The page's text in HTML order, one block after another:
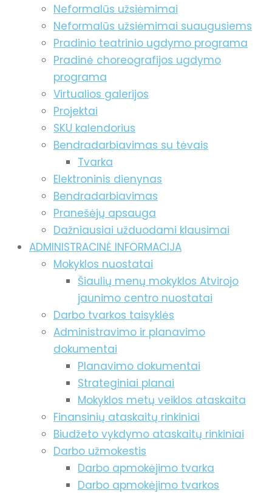
Neformalūs užsiėmimai
Neformalūs užsiėmimai suaugusiems
Pradinio teatrinio ugdymo programa
Pradinė choreografijos ugdymo
programa
Virtualios galerijos
Projektai
SKU kalendorius
Bendradarbiavimas su tėvais
Tvarka
Elektroninis dienynas
Bendradarbiavimas
Pranešėjų apsauga
Dažniausiai užduodami klausimai
ADMINISTRACINĖ INFORMACIJA
Mokyklos nuostatai
Šiaulių menų mokyklos Atvirojo
jaunimo centro nuostatai
Darbo tvarkos taisyklės
Administravimo ir planavimo
dokumentai
Planavimo dokumentai
Strateginiai planai
Mokyklos metų veiklos ataskaita
Finansinių ataskaitų rinkiniai
Biudžeto vykdymo ataskaitų rinkiniai
Darbo užmokestis
Darbo apmokėjimo tvarka
Darbo apmokėjimo tvarkos